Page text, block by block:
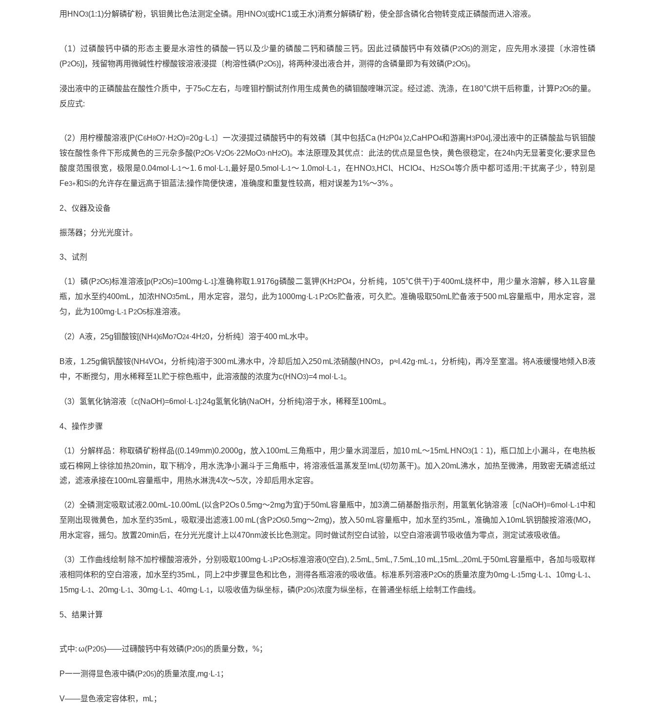
用HNO3(1:1)分解磷矿粉，钒钼黄比色法测定全磷。用HNO3(或HC1或王水)消煮分解磷矿粉，使全部含磷化合物转变成正磷酸而进入溶液。
（1）过磷酸钙中磷的形态主要是水溶性的磷酸一钙以及少量的磷酸二钙和磷酸三钙。因此过磷酸钙中有效磷(P2O5)的测定，应先用水浸提〔水溶性磷
(P2O5)]，残留物再用微碱性柠檬酸铵溶液浸提〔枸溶性磷(P2O5)]，将两种浸出液合并，测得的含磷量即为有效磷(P2O5)。
浸出液中的正磷酸盐在酸性介质中，于75oC左右，与喹钼柠酮试剂作用生成黄色的磷钼酸喹啉沉淀。经过滤、洗涤，在180℃烘干后称重，计算P2O5的量。
反应式:
（2）用柠檬酸溶液[P(C6H 8O7·H 2O)=20g·L-1〕一次浸提过磷酸钙中的有效磷〔其中包括Ca (H 2P04 )2,CaHPO4和游离H3P04],浸出液中的正磷酸盐与钒钼酸
铵在酸性条件下形成黄色的三元杂多酸(P2O5·V2O5·22MoO3·nH 2O)。本法原理及其优点：此法的优点是显色快，黄色很稳定，在24h内无显著变化;要求显色
酸度范围很宽，极限是0.04mol·L-1～1. 6 mol·L-1,最好是0.5mol·L-1～ 1.0mol·L-1 ，在HNO3,HCI、HCIO4、H 2SO4等介质中都可适用;干扰离子少，特别是
Fe3+和Si的允许存在量远高于钼蓝法;操作简便快速，准确度和重复性较高，相对误差为1%～3% 。
2、仪器及设备
振荡器；分光光度计。
3、试剂
（1）磷(P2O5)标准溶液[p(P2O5)=100mg·L-1]:准确称取1.9176g磷酸二氢钾(KH 2PO4，分析纯，105℃供干)于400mL烧杯中，用少量水溶解，移入1L容量
瓶，加水至约400mL，加浓HNO35mL，用水定容，混匀，此为1000mg·L-1 P2O5贮备液，可久贮。准确吸取50mL贮备液于500 mL容量瓶中，用水定容，混
匀，此为100mg·L-1 P2O5标准溶液。
（2）A液，25g钼酸铵[(NH 4)6Mo7O24·4H 20，分析纯〕溶于400 mL水中。
B液，1.25g偏钒酸铵(NH4VO4，分析纯)溶于300 mL沸水中，冷却后加入250 mL浓硝酸(HNO3， p≈l.42g·mL-1，分析纯)，再冷至室温。将A液缓慢地倾入B液
中，不断搅匀，用水稀释至1L贮于棕色瓶中，此溶液酸的浓度为c(HNO3)=4 mol·L-1。
（3）氢氧化钠溶液〔c(NaOH)=6mol·L-1]:24g氢氧化钠(NaOH，分析纯)溶于水，稀释至100mL。
4、操作步骤
（1）分解样品：称取磷矿粉样品((0.149mm)0.2000g，放入100mL三角瓶中，用少量水润湿后，加10 mL～15mL HNO3(1∶1)，瓶口加上小漏斗，在电热板
或石棉网上徐徐加热20min，取下稍冷，用水洗净小漏斗于三角瓶中，将溶液低温蒸发至lmL(切勿蒸干)。加入20mL沸水，加热至微沸，用致密无磷滤纸过
滤，滤液承接在100mL容量瓶中，用热水淋洗4次～5次，冷却后用水定容。
（2）全磷测定吸取试液2.00mL-10.00mL (以含P2Os 0.5mg～2mg为宜)于50mL容量瓶中，加3滴二硝基酚指示剂，用氢氧化钠溶液［c(NaOH)=6mol·L-1中和
至刚出现微黄色，加水至约35mL，吸取浸出滤液1.00 mL (含P2O50.5mg～2mg)，放入50 mL容量瓶中，加水至约35mL，准确加入10mL钒钥酸按溶液(MO，
用水定容，摇匀。放置20min后，在分光光度计上以470nm波长比色测定。同时做试剂空白试验，以空白溶液调节吸收值为零点，测定试液吸收值。
（3）工作曲线绘制 除不加柠檬酸溶液外，分别吸取100mg·L-1P2O5标准溶液0(空白), 2.5mL, 5mL, 7.5mL,10 mL,15mL.,20mL于50mL容量瓶中，各加与吸取样
液相同体积的空白溶液，加水至约35mL，同上2中步骤显色和比色，测得各瓶溶液的吸收值。标准系列溶液P2O5的质量浓度为0mg·L-15mg·L-1、10mg·L-1、
15mg·L-1、20mg·L-1、30mg·L-1、40mg·L-1，以吸收值为纵坐标，磷(P205)浓度为纵坐标，在普通坐标纸上绘制工作曲线。
5、结果计算
式中: ω(P205)——过礴酸钙中有效磷(P205)的质量分数，%；
P一一测得显色液中磷(P205)的质量浓度,mg·L-1 ；
V——显色液定容体积，mL；